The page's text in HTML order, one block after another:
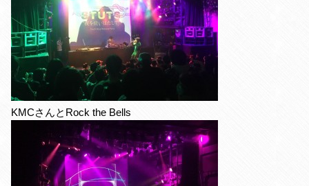
KMCさんとRock the Bells